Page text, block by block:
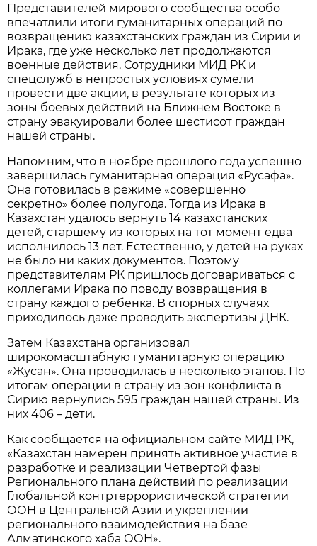
Представителей мирового сообщества особо
впечатлили итоги гуманитарных операций по
возвращению казахстанских граждан из Сирии и
Ирака, где уже несколько лет продолжаются
военные действия. Сотрудники МИД РК и
спецслужб в непростых условиях сумели
провести две акции, в результате которых из
зоны боевых действий на Ближнем Востоке в
страну эвакуировали более шестисот граждан
нашей страны.
Напомним, что в ноябре прошлого года успешно
завершилась гуманитарная операция «Русафа».
Она готовилась в режиме «совершенно
секретно» более полугода. Тогда из Ирака в
Казахстан удалось вернуть 14 казахстанских
детей, старшему из которых на тот момент едва
исполнилось 13 лет. Естественно, у детей на руках
не было ни каких документов. Поэтому
представителям РК пришлось договариваться с
коллегами Ирака по поводу возвращения в
страну каждого ребенка. В спорных случаях
приходилось даже проводить экспертизы ДНК.
Затем Казахстана организовал
широкомасштабную гуманитарную операцию
«Жусан». Она проводилась в несколько этапов. По
итогам операции в страну из зон конфликта в
Сирию вернулись 595 граждан нашей страны. Из
них 406 – дети.
Как сообщается на официальном сайте МИД РК,
«Казахстан намерен принять активное участие в
разработке и реализации Четвертой фазы
Регионального плана действий по реализации
Глобальной контртеррористической стратегии
ООН в Центральной Азии и укреплении
регионального взаимодействия на базе
Алматинского хаба ООН».